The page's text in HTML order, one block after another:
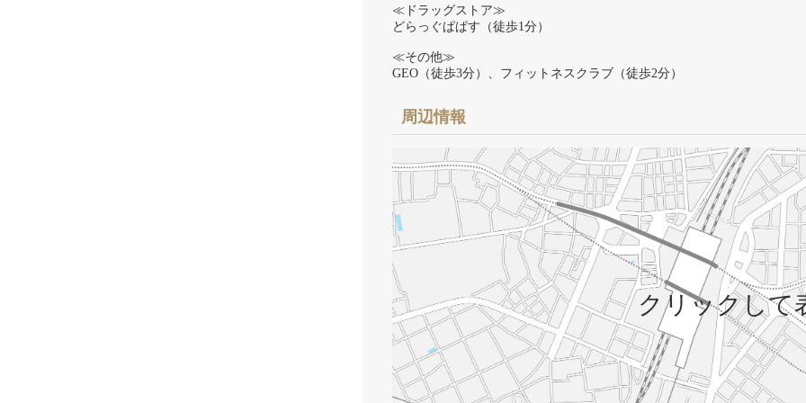
≪ドラッグストア≫
どらっぐぱぱす（徒歩1分）
≪その他≫
GEO（徒歩3分）、フィットネスクラブ（徒歩2分）
周辺情報
クリックして